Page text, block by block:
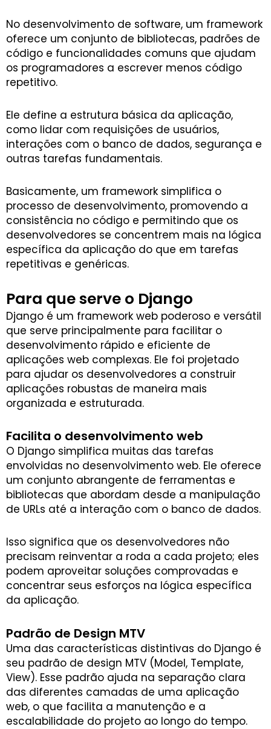
No desenvolvimento de software, um framework
oferece um conjunto de bibliotecas, padrões de
código e funcionalidades comuns que ajudam
os programadores a escrever menos código
repetitivo.
Ele define a estrutura básica da aplicação,
como lidar com requisições de usuários,
interações com o banco de dados, segurança e
outras tarefas fundamentais.
Basicamente, um framework simplifica o
processo de desenvolvimento, promovendo a
consistência no código e permitindo que os
desenvolvedores se concentrem mais na lógica
específica da aplicação do que em tarefas
repetitivas e genéricas.
Para que serve o Django
Django é um framework web poderoso e versátil
que serve principalmente para facilitar o
desenvolvimento rápido e eficiente de
aplicações web complexas. Ele foi projetado
para ajudar os desenvolvedores a construir
aplicações robustas de maneira mais
organizada e estruturada.
Facilita o desenvolvimento web
O Django simplifica muitas das tarefas
envolvidas no desenvolvimento web. Ele oferece
um conjunto abrangente de ferramentas e
bibliotecas que abordam desde a manipulação
de URLs até a interação com o banco de dados.
Isso significa que os desenvolvedores não
precisam reinventar a roda a cada projeto; eles
podem aproveitar soluções comprovadas e
concentrar seus esforços na lógica específica
da aplicação.
Padrão de Design MTV
Uma das características distintivas do Django é
seu padrão de design MTV (Model, Template,
View). Esse padrão ajuda na separação clara
das diferentes camadas de uma aplicação
web, o que facilita a manutenção e a
escalabilidade do projeto ao longo do tempo.